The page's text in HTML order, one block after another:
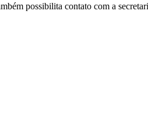
possibilita contato com a